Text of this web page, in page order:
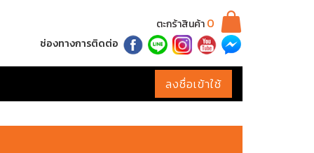
ตะกร้าสินค้า0
ช่องทางการติดต่อ
ลงชื่อเข้าใช้